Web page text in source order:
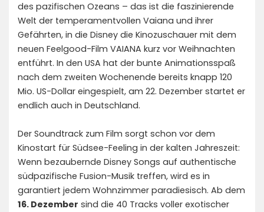
des pazifischen Ozeans – das ist die faszinierende
Welt der temperamentvollen Vaiana und ihrer
Gefährten, in die Disney die Kinozuschauer mit dem
neuen Feelgood-Film VAIANA kurz vor Weihnachten
entführt. In den USA hat der bunte Animationsspaß
nach dem zweiten Wochenende bereits knapp 120
Mio. US-Dollar eingespielt, am 22. Dezember startet er
endlich auch in Deutschland.
Der Soundtrack zum Film sorgt schon vor dem
Kinostart für Südsee-Feeling in der kalten Jahreszeit:
Wenn bezaubernde Disney Songs auf authentische
südpazifische Fusion-Musik treffen, wird es in
garantiert jedem Wohnzimmer paradiesisch. Ab dem
16. Dezember sind die 40 Tracks voller exotischer